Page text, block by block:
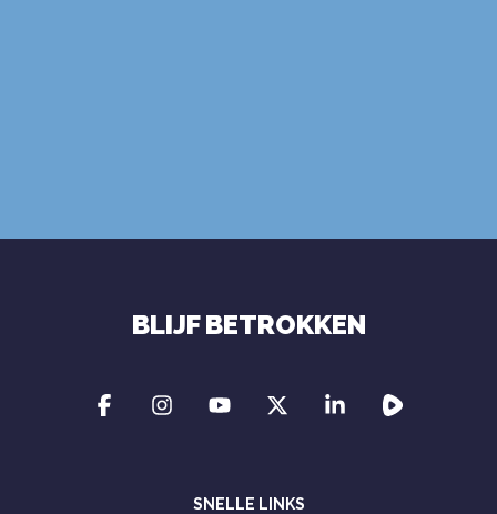
BLIJF BETROKKEN
SNELLE LINKS